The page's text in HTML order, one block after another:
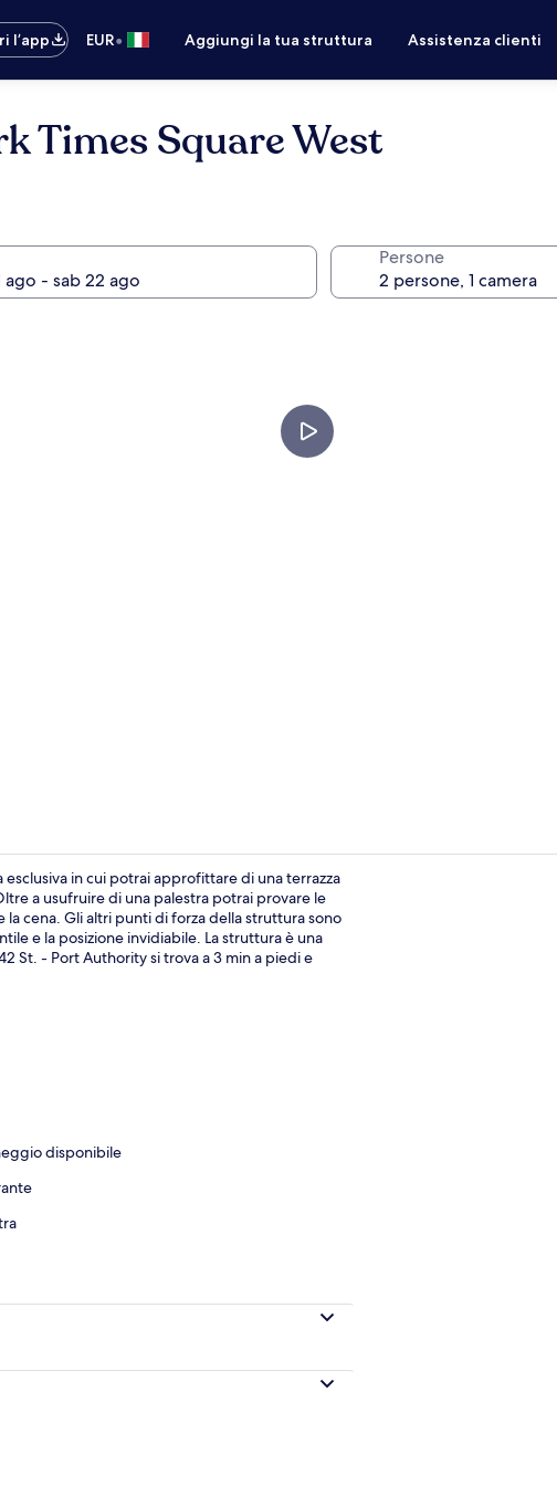
l’app EUR• Aggiungi la tua struttura Assistenza clienti
Times Square West
Persone
Bar panoramico
in cui potrai approfittare di una terrazza
a usufruire di una palestra potrai provare le
la cena. Gli altri punti di forza della struttura sono
e la posizione invidiabile. La struttura è una
St. - Port Authority si trova a 3 min a piedi e
disponibile